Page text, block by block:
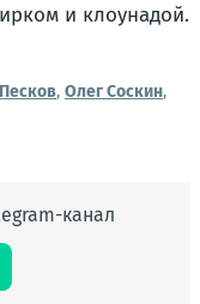
и клоунадой.
, Олег Соскин,
канал